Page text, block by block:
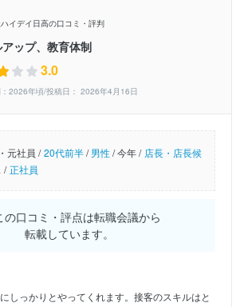
イデイ日高の口コミ・評判
アップ、教育体制
3.0
2026年頃/投稿日： 2026年4月16日
元社員 / 20代前半/男性/今年 / 店長・店長候
/ 正社員
口コミ・評点は転職会議から
転載しています。
しっかりとやってくれます。接客のスキルはと